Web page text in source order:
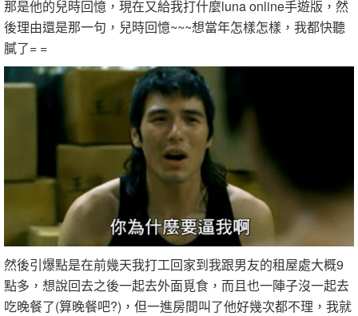
那是他的兒時回憶，現在又給我打什麼luna online手遊版，然
後理由還是那一句，兒時回憶~~~想當年怎樣怎樣，我都快聽
膩了= =
然後引爆點是在前幾天我打工回家到我跟男友的租屋處大概9
點多，想說回去之後一起去外面覓食，而且也一陣子沒一起去
吃晚餐了(算晚餐吧?)，但一進房間叫了他好幾次都不理，我就